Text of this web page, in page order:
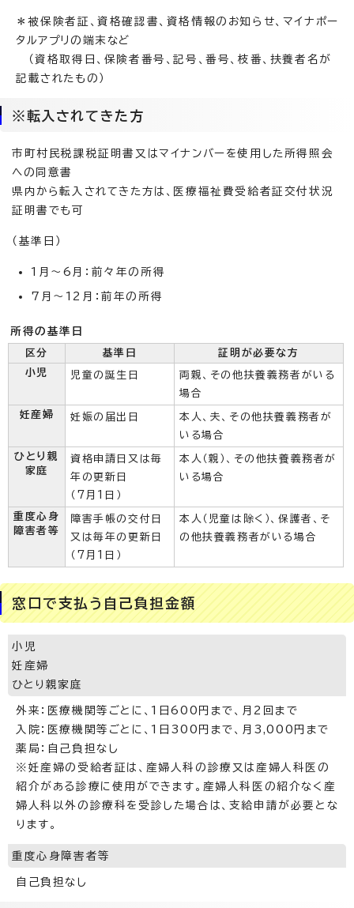
＊被保険者証、資格確認書、資格情報のお知らせ、マイナポー
タルアプリの端末など
（資格取得日、保険者番号、記号、番号、枝番、扶養者名が
記載されたもの）
※転入されてきた方
市町村民税課税証明書又はマイナンバーを使用した所得照会
への同意書
県内から転入されてきた方は、医療福祉費受給者証交付状況
証明書でも可
（基準日）
1月～6月：前々年の所得
7月～12月：前年の所得
所得の基準日
区分 基準日
証明が必要な方
小児
児童の誕生日
両親、その他扶養義務者がいる
場合
妊産婦 妊娠の届出日
本人、夫、その他扶養義務者が
いる場合
ひとり親
家庭
資格申請日又は毎
年の更新日
（7月1日）
本人（親）、その他扶養義務者が
いる場合
重度心身
障害者等
障害手帳の交付日
又は毎年の更新日
（7月1日）
本人（児童は除く）、保護者、そ
の他扶養義務者がいる場合
窓口で支払う自己負担金額
小児
妊産婦
ひとり親家庭
外来：医療機関等ごとに、1日600円まで、月2回まで
入院：医療機関等ごとに、1日300円まで、月3,000円まで
薬局：自己負担なし
※妊産婦の受給者証は、産婦人科の診療又は産婦人科医の
紹介がある診療に使用ができます。産婦人科医の紹介なく産
婦人科以外の診療科を受診した場合は、支給申請が必要とな
ります。
重度心身障害者等
自己負担なし